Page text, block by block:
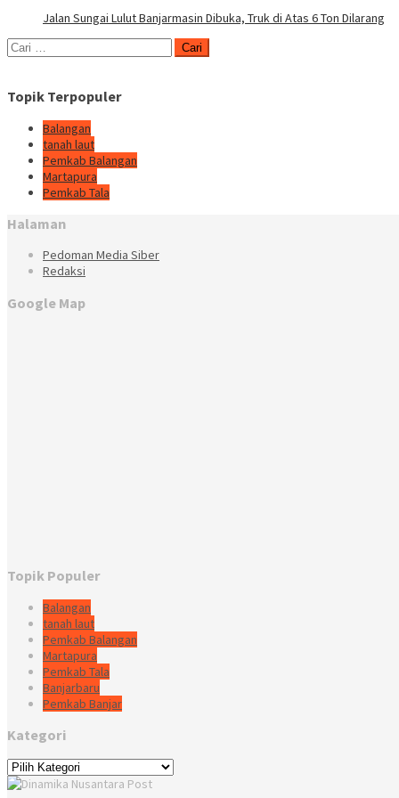
Jalan Sungai Lulut Banjarmasin Dibuka, Truk di Atas 6 Ton Dilarang
Cari
untuk:
Topik Terpopuler
Balangan
tanah laut
Pemkab Balangan
Martapura
Pemkab Tala
Halaman
Pedoman Media Siber
Redaksi
Google Map
Topik Populer
Balangan
tanah laut
Pemkab Balangan
Martapura
Pemkab Tala
Banjarbaru
Pemkab Banjar
Kategori
Kategori